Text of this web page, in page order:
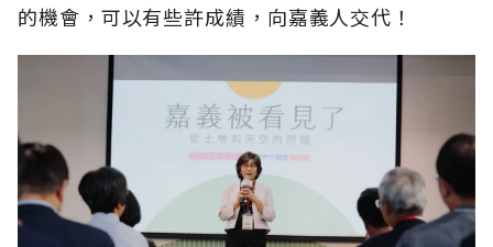
的機會，可以有些許成績，向嘉義人交代！